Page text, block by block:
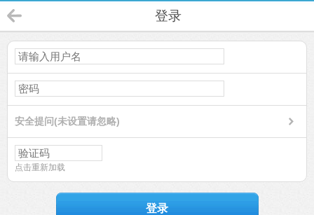
登录
安全提问(未设置请忽略)
点击重新加载
登录